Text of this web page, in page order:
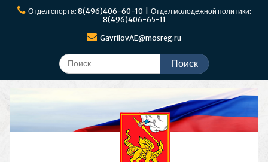
ПерейтиОтдел спорта: 8(496)406-60-10 | Отдел молодежной политики:
8(496)406-65-11
GavrilovAE@mosreg.ru
Поиск
по: